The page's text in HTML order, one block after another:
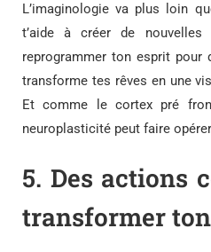
L’imaginologie va plus loin
t’aide à créer de nouvelles
reprogrammer ton esprit pour
transforme tes rêves en une
Et comme le cortex pré
neuroplasticité peut faire
5. Des actions
transformer